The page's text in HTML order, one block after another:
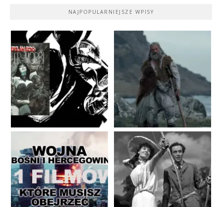
NAJPOPULARNIEJSZE WPISY